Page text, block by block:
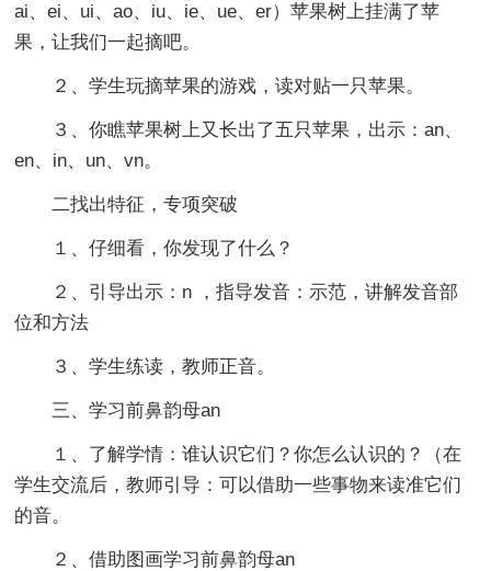
ai、ei、ui、ao、iu、ie、ue、er）苹果树上挂满了苹
果，让我们一起摘吧。
２、学生玩摘苹果的游戏，读对贴一只苹果。
３、你瞧苹果树上又长出了五只苹果，出示：an、
en、in、un、vn。
二找出特征，专项突破
１、仔细看，你发现了什么？
２、引导出示：n ，指导发音：示范，讲解发音部
位和方法
３、学生练读，教师正音。
三、学习前鼻韵母an
１、了解学情：谁认识它们？你怎么认识的？（在
学生交流后，教师引导：可以借助一些事物来读准它们
的音。
２、借助图画学习前鼻韵母an